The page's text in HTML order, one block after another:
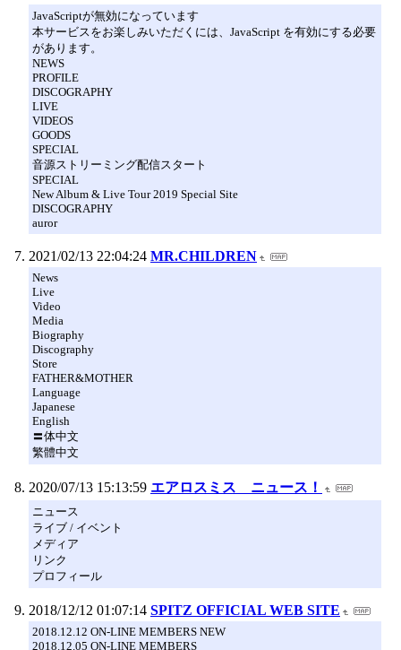
JavaScriptが無効になっています
本サービスをお楽しみいただくには、JavaScript を有効にする必要
があります。
NEWS
PROFILE
DISCOGRAPHY
LIVE
VIDEOS
GOODS
SPECIAL
音源ストリーミング配信スタート
SPECIAL
New Album & Live Tour 2019 Special Site
DISCOGRAPHY
auror
2021/02/13 22:04:24 MR.CHILDREN
News
Live
Video
Media
Biography
Discography
Store
FATHER&MOTHER
Language
Japanese
English
〓体中文
繁體中文
2020/07/13 15:13:59 エアロスミス ニュース！
ニュース
ライブ / イベント
メディア
リンク
プロフィール
2018/12/12 01:07:14 SPITZ OFFICIAL WEB SITE
2018.12.12 ON-LINE MEMBERS NEW
2018.12.05 ON-LINE MEMBERS